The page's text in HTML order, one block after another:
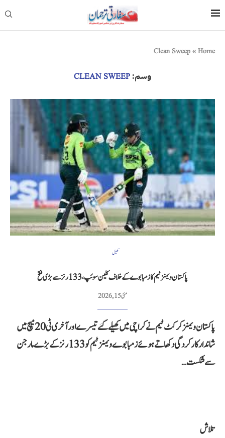
Home
»
Clean Sweep
وسم: CLEAN SWEEP
کھیل
پاکستان ویمنز ٹیم کا زمبابوے کے خلاف کلین سوئپ، 133 رنز سے بڑی فتح
مئی 15, 2026
پاکستان ویمنز کرکٹ ٹیم نے کراچی میں کھیلے گئے تیسرے اور آخری ٹی20 میچ میں
شاندار کارکردگی دکھاتے ہوئے زمبابوے ویمنز ٹیم کو 133 رنز کے بڑے مارجن
سے شکست…
تلاش